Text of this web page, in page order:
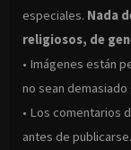
especiales. Nada
religiosos, de
• Imágenes están
no sean demasiado
• Los comentarios
antes de publicarse.